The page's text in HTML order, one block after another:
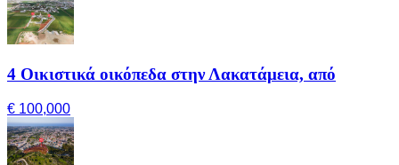
4 Οικιστικά οικόπεδα στην Λακατάμεια, από
€ 100,000